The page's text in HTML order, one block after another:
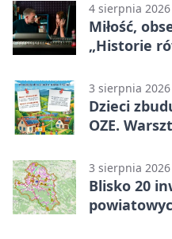
4 sierpnia 2026
Miłość,
„Historie
3 sierpnia 2026
Dzieci
OZE.
3 sierpnia 2026
Blisko 20